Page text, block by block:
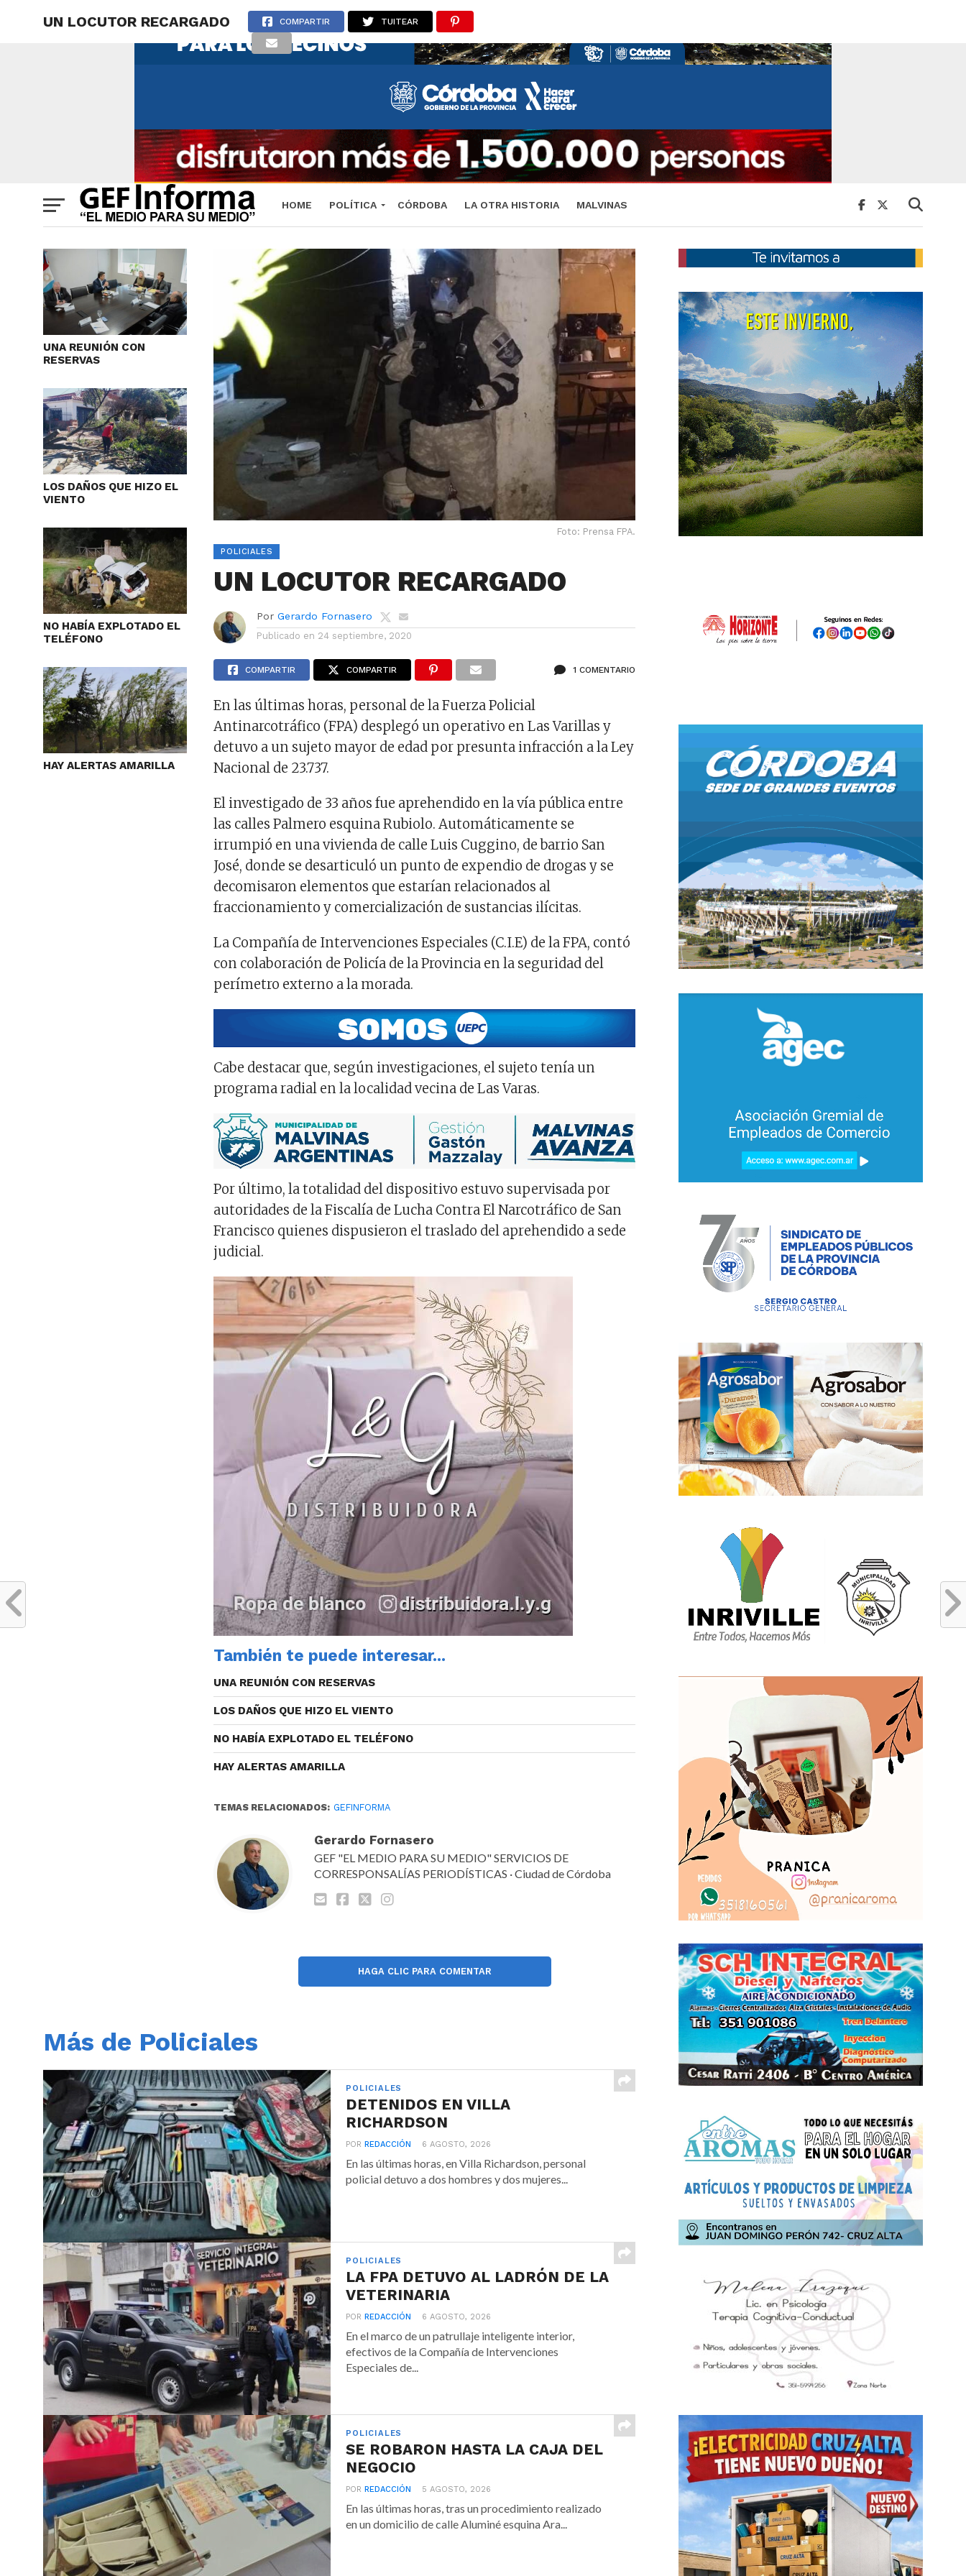
HOME POLÍTICA CÓRDOBA LA OTRA HISTORIA MALVINAS
UN LOCUTOR RECARGADO COMPARTIR TUITEAR
UNA REUNIÓN CON
RESERVAS
LOS DAÑOS QUE HIZO EL
VIENTO
NO HABÍA EXPLOTADO EL
TELÉFONO
HAY ALERTAS AMARILLA
Foto: Prensa FPA.
POLICIALES
UN LOCUTOR RECARGADO
Por Gerardo Fornasero
Publicado en 24 septiembre, 2020
COMPARTIR COMPARTIR 1 COMENTARIO
En las últimas horas, personal de la Fuerza Policial
Antinarcotráfico (FPA) desplegó un operativo en Las Varillas y
detuvo a un sujeto mayor de edad por presunta infracción a la Ley
Nacional de 23.737.
El investigado de 33 años fue aprehendido en la vía pública entre
las calles Palmero esquina Rubiolo. Automáticamente se
irrumpió en una vivienda de calle Luis Cuggino, de barrio San
José, donde se desarticuló un punto de expendio de drogas y se
decomisaron elementos que estarían relacionados al
fraccionamiento y comercialización de sustancias ilícitas.
La Compañía de Intervenciones Especiales (C.I.E) de la FPA, contó
con colaboración de Policía de la Provincia en la seguridad del
perímetro externo a la morada.
Cabe destacar que, según investigaciones, el sujeto tenía un
programa radial en la localidad vecina de Las Varas.
Por último, la totalidad del dispositivo estuvo supervisada por
autoridades de la Fiscalía de Lucha Contra El Narcotráfico de San
Francisco quienes dispusieron el traslado del aprehendido a sede
judicial.
También te puede interesar...
UNA REUNIÓN CON RESERVAS
LOS DAÑOS QUE HIZO EL VIENTO
NO HABÍA EXPLOTADO EL TELÉFONO
HAY ALERTAS AMARILLA
TEMAS RELACIONADOS: GEFINFORMA
Gerardo Fornasero
GEF "EL MEDIO PARA SU MEDIO" SERVICIOS DE
CORRESPONSALÍAS PERIODÍSTICAS · Ciudad de Córdoba
HAGA CLIC PARA COMENTAR
Más de Policiales
POLICIALES
DETENIDOS EN VILLA
RICHARDSON
POR REDACCIÓN 6 AGOSTO, 2026
En las últimas horas, en Villa Richardson, personal
policial detuvo a dos hombres y dos mujeres...
POLICIALES
LA FPA DETUVO AL LADRÓN DE LA
VETERINARIA
POR REDACCIÓN 6 AGOSTO, 2026
En el marco de un patrullaje inteligente interior,
efectivos de la Compañía de Intervenciones
Especiales de...
POLICIALES
SE ROBARON HASTA LA CAJA DEL
NEGOCIO
POR REDACCIÓN 5 AGOSTO, 2026
En las últimas horas, tras un procedimiento realizado
en un domicilio de calle Aluminé esquina Ara...